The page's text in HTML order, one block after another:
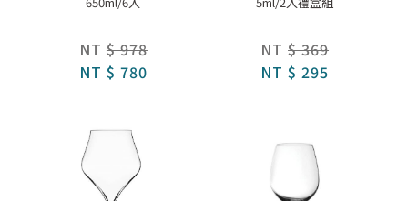
NT $ 978
NT $ 780
NT $ 369
NT $ 295